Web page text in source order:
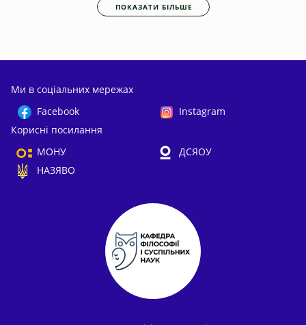
ПОКАЗАТИ БІЛЬШЕ
Ми в соціальних мережах
Facebook
Instagram
Корисні посилання
МОНУ
ДСЯОУ
НАЗЯВО